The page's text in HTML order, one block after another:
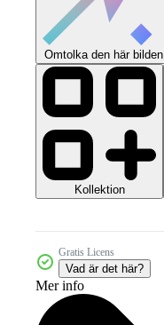
Omtolka den här bilden
Kollektion
Gratis Licens
Vad är det här?
Mer info